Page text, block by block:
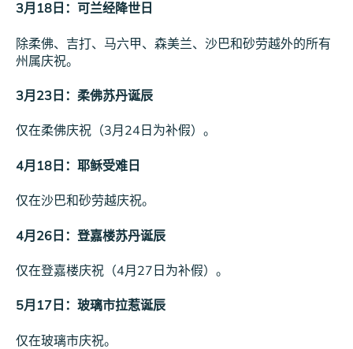
3月18日：可兰经降世日
除柔佛、吉打、马六甲、森美兰、沙巴和砂劳越外的所有
州属庆祝。
3月23日：柔佛苏丹诞辰
仅在柔佛庆祝（3月24日为补假）。
4月18日：耶稣受难日
仅在沙巴和砂劳越庆祝。
4月26日：登嘉楼苏丹诞辰
仅在登嘉楼庆祝（4月27日为补假）。
5月17日：玻璃市拉惹诞辰
仅在玻璃市庆祝。